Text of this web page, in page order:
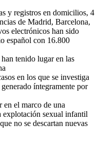
y registros en domicilios, 4
de Madrid, Barcelona,
electrónicos han sido
español con 16.800
tenido lugar en las
en los que se investiga
íntegramente por
en el marco de una
explotación sexual infantil
no se descartan nuevas